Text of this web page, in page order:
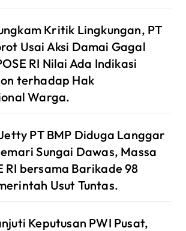
Kritik Lingkungan, PT
Usai Aksi Damai Gagal
RI Nilai Ada Indikasi
terhadap Hak
Warga.
PT BMP Diduga Langgar
Sungai Dawas, Massa
RI bersama Barikade 98
Usut Tuntas.
Keputusan PWI Pusat,